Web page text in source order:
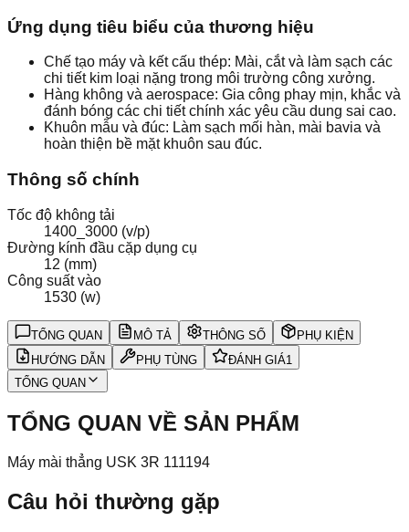
Ứng dụng tiêu biểu của thương hiệu
Chế tạo máy và kết cấu thép: Mài, cắt và làm sạch các
chi tiết kim loại nặng trong môi trường công xưởng.
Hàng không và aerospace: Gia công phay mịn, khắc và
đánh bóng các chi tiết chính xác yêu cầu dung sai cao.
Khuôn mẫu và đúc: Làm sạch mối hàn, mài bavia và
hoàn thiện bề mặt khuôn sau đúc.
Thông số chính
Tốc độ không tải
1400_3000 (v/p)
Đường kính đầu cặp dụng cụ
12 (mm)
Công suất vào
1530 (w)
TỔNG QUAN MÔ TẢ THÔNG SỐ
PHỤ KIỆN
HƯỚNG DẪN
PHỤ TÙNG ĐÁNH GIÁ1
TỔNG QUAN
TỔNG QUAN VỀ SẢN PHẨM
Máy mài thẳng USK 3R 111194
Câu hỏi thường gặp